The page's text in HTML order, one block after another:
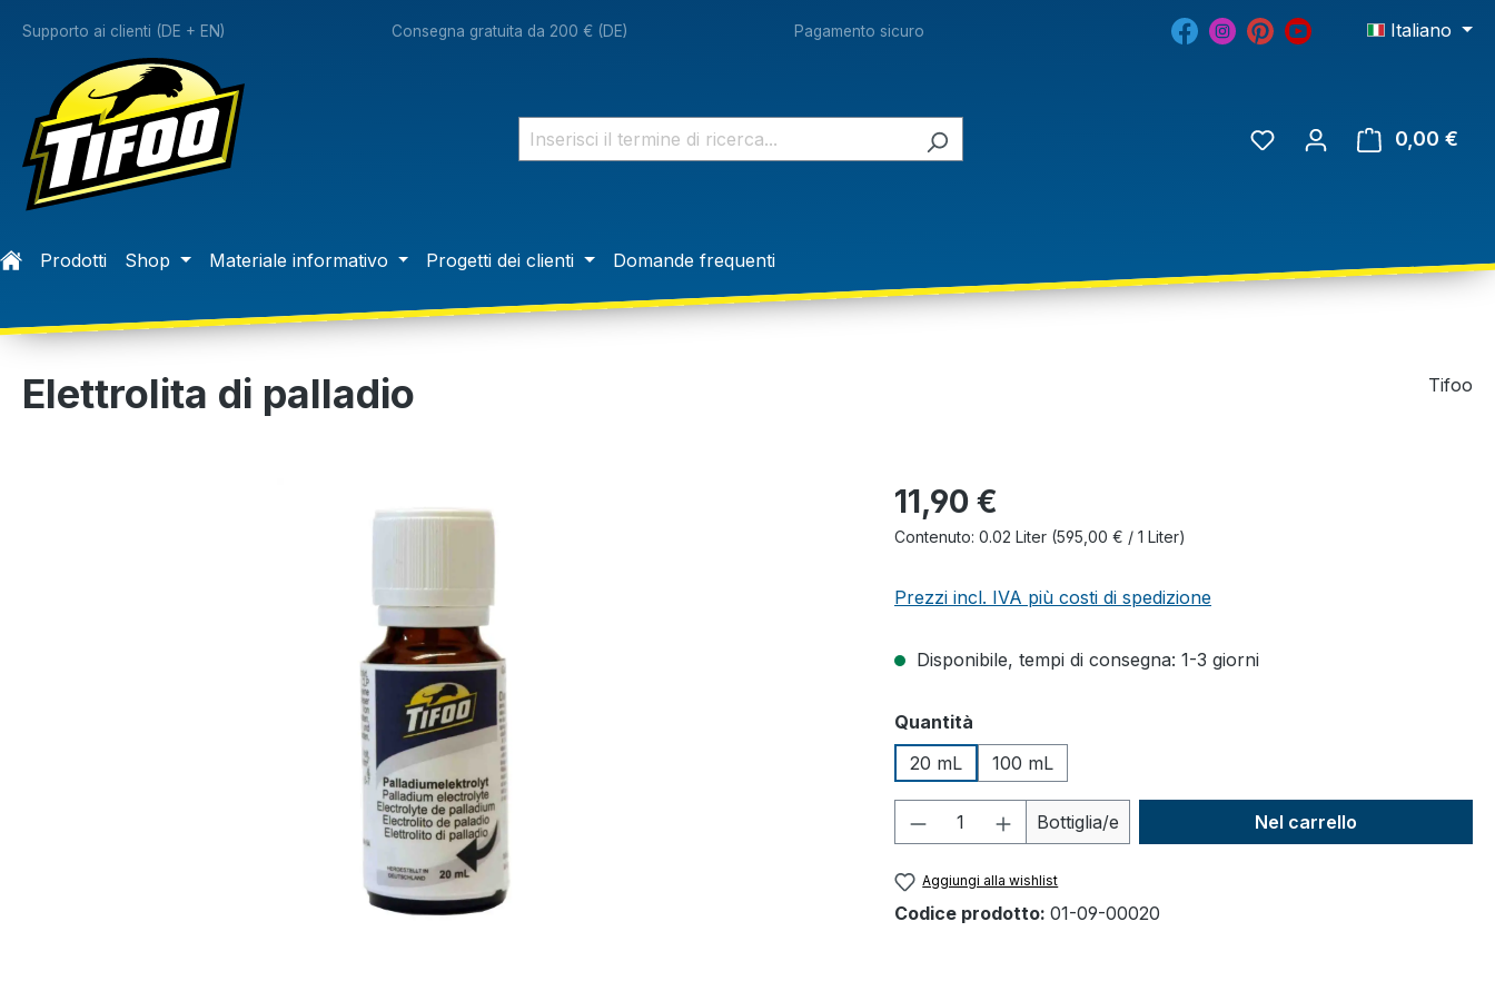
Passa alla navigazione principale
Supporto ai clienti (DE + EN) Consegna gratuita da 200 € (DE) Pagamento sicuro Italiano
0,00 €
Prodotti Shop Materiale informativo Progetti dei clienti Domande frequenti
Elettrolita di palladio Tifoo
11,90 €
Contenuto: 0.02 Liter (595,00 € / 1 Liter)
Prezzi incl. IVA più costi di spedizione
Disponibile, tempi di consegna: 1-3 giorni
Seleziona
Quantità
20 mL
100 mL
Quantità del prodotto: inserisci la quantità
Bottiglia/e Nel carrello
Aggiungi alla wishlist
Codice prodotto: 01-09-00020